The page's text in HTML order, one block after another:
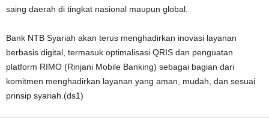
saing daerah di tingkat nasional maupun global.
Bank NTB Syariah akan terus menghadirkan inovasi layanan
berbasis digital, termasuk optimalisasi QRIS dan penguatan
platform RIMO (Rinjani Mobile Banking) sebagai bagian dari
komitmen menghadirkan layanan yang aman, mudah, dan sesuai
prinsip syariah.(ds1)